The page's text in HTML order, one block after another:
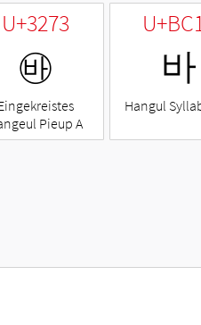
U+3273
㉳
Pieup A
바
Hangul